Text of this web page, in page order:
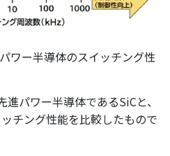
ワー半導体のスイッチング性
パワー半導体であるSiCと、
チング性能を比較したもので